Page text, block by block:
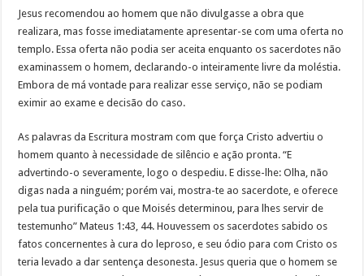
Jesus recomendou ao homem que não divulgasse a obra que
realizara, mas fosse imediatamente apresentar-se com uma oferta no
templo. Essa oferta não podia ser aceita enquanto os sacerdotes não
examinassem o homem, declarando-o inteiramente livre da moléstia.
Embora de má vontade para realizar esse serviço, não se podiam
eximir ao exame e decisão do caso.
As palavras da Escritura mostram com que força Cristo advertiu o
homem quanto à necessidade de silêncio e ação pronta. “E
advertindo-o severamente, logo o despediu. E disse-lhe: Olha, não
digas nada a ninguém; porém vai, mostra-te ao sacerdote, e oferece
pela tua purificação o que Moisés determinou, para lhes servir de
testemunho” Mateus 1:43, 44. Houvessem os sacerdotes sabido os
fatos concernentes à cura do leproso, e seu ódio para com Cristo os
teria levado a dar sentença desonesta. Jesus queria que o homem se